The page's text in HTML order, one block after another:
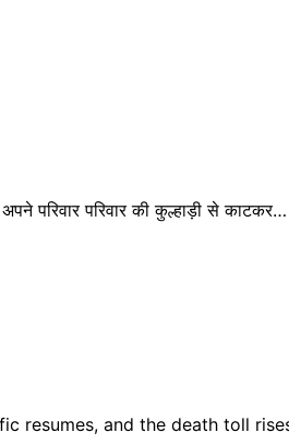
परिवार परिवार की कुल्हाड़ी से काटकर…